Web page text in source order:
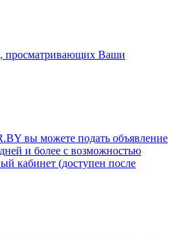
просматривающих Ваши
вы можете подать объявление
и более с возможностью
кабинет (доступен после